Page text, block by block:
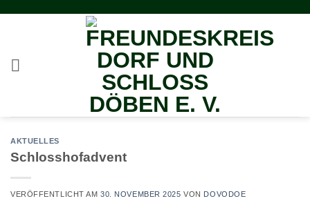
AKTUELLES
Schlosshofadvent
VERÖFFENTLICHT AM30. NOVEMBER 2025 VON DOVODOE